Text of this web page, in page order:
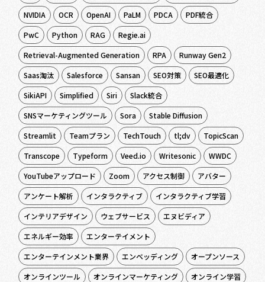
NVIDIA
OCR OpenAI PaLM PDCA
PDF統合
PwC
Python RAG
Regie.ai
Retrieval-Augmented Generation
RPA
Runway Gen2
Saas淘汰
Salesforce Sansan SEO対策
SEO最適化
SikiAPI
Simplified Siri
Slack統合
SNSマーケティングツール
Sora
Stable Diffusion
Streamlit
Teamプラン TechTouch tl;dv
TopicScan
Transcope
Typeform Veed.io Writesonic
WWDC
YouTubeアップロード
Zoom アクセス制御
アバター
アンケート解析
インタラクティブ
インタラクティブ学習
インテリアデザイン
ウェブサービス
エヌビディア
エネルギー効率
エンターテイメント
エンターテインメント業界
エンベッディング
オープンソース
オンラインツール
オンラインマーケティング
オンライン学習